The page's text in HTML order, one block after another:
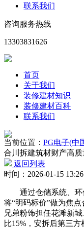
联系我们
咨询服务热线
13303831626
首页
关于我们
装修建材知识
装修建材百科
联系我们
当前位置： PG电子(中
合川拆建筑材财产高
返回列表
时间：2026-01-15 13:26
通过仓储系统、环
将“明码标价”做为焦
兄弟粉饰担任花滩新
比15%，安拆后第三方